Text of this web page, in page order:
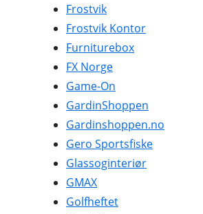
Frostvik
Frostvik Kontor
Furniturebox
FX Norge
Game-On
GardinShoppen
Gardinshoppen.no
Gero Sportsfiske
Glassoginteriør
GMAX
Golfheftet